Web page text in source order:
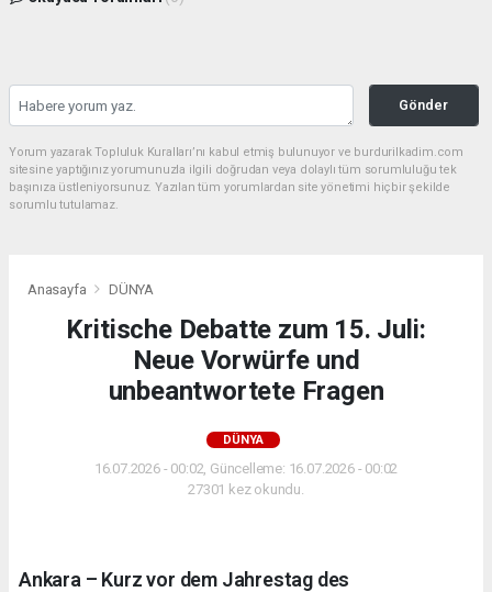
Gönder
Yorum yazarak Topluluk Kuralları’nı kabul etmiş bulunuyor ve burdurilkadim.com
sitesine yaptığınız yorumunuzla ilgili doğrudan veya dolaylı tüm sorumluluğu tek
başınıza üstleniyorsunuz. Yazılan tüm yorumlardan site yönetimi hiçbir şekilde
sorumlu tutulamaz.
Anasayfa DÜNYA
Kritische Debatte zum 15. Juli:
Neue Vorwürfe und
unbeantwortete Fragen
DÜNYA
16.07.2026 - 00:02, Güncelleme: 16.07.2026 - 00:02
27301 kez okundu.
Ankara – Kurz vor dem Jahrestag des